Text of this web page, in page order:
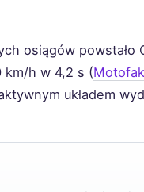
osiągów
km/h w 4,2 s (
układem